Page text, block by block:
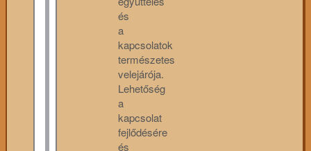
és
a
kapcsolatok
természetes
velejárója.
Lehetőség
a
kapcsolat
fejlődésére
és